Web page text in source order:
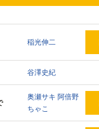
稲光伸二
谷澤史紀
奥瀬サキ 阿倍野
ちゃこ